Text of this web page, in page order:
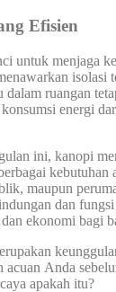
Efisien
untuk menjaga
isolasi
dalam ruangan
energi
ini, kanopi
kebutuhan
maupun
dan
ekonomi bagi
Anda
apakah itu?